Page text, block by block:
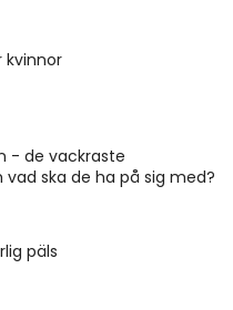
kvinnor
- de vackraste
ska de ha på sig med?
päls